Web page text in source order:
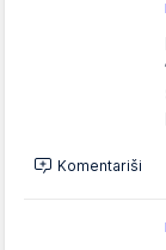
Komentariši